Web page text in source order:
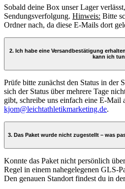
Sobald deine Box unser Lager
Sendungsverfolgung. Hinweis: Bitte
Ordner nach, da diese E-Mails dort
2. Ich habe eine Versandbestätigung
kann ich
Prüfe bitte zunächst den Status in der
sich der Status über mehrere Tage
gibt, schreibe uns einfach eine E-Mail
kjom@leichtathletikmarketing.de.
3. Das Paket wurde nicht zugestellt – was
Konnte das Paket nicht persönlich
Regel in einem nahegelegenen GLS-
Den genauen Standort findest du in